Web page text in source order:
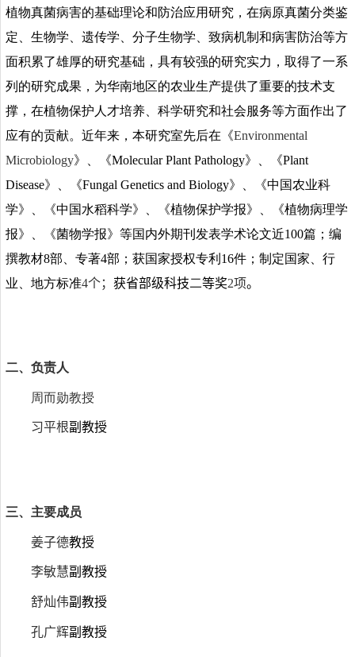
植物真菌病害的基础理论和防治应用研究，在病原真菌分类鉴
定、生物学、遗传学、分子生物学、致病机制和病害防治等方
面积累了雄厚的研究基础，具有较强的研究实力，取得了一系
列的研究成果，为华南地区的农业生产提供了重要的技术支
撑，在植物保护人才培养、科学研究和社会服务等方面作出了
应有的贡献。近年来， 本研究室先后在《Environmental
Microbiology》、《Molecular Plant Pathology》、《Plant
Disease》、《Fungal Genetics and Biology》、《中国农业科
学》、《中国水稻科学》、《植物保护学报》、《植物病理学
报》、《菌物学报》等国内外期刊发表学术论文近100篇；编
撰教材8部、专著4部；获国家授权专利 16件；制定国家、 行
业、地方标准4个； 获省部级科技二等奖2项。
二、负责人
周而勋教授
习平根副教授
三、主要成员
姜子德教授
李敏慧副教授
舒灿伟副教授
孔广辉副教授